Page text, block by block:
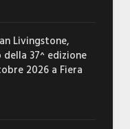
Livingstone,
della 37^ edizione
2026 a Fiera